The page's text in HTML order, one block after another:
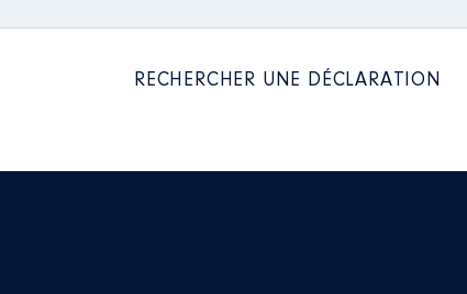
RECHERCHER UNE DÉCLARATION